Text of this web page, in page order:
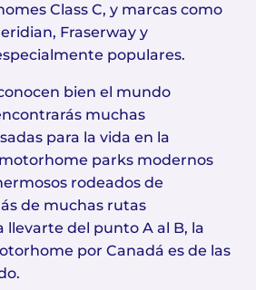
Class C, y marcas como
Fraserway y
populares.
bien el mundo
muchas
para la vida en la
parks modernos
rodeados de
de muchas rutas
llevarte del punto A al B, la
por Canadá es de las